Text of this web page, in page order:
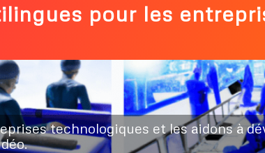
pour les
technologiques et les aidons à